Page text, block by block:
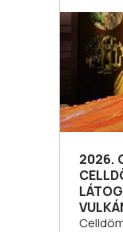
2026.